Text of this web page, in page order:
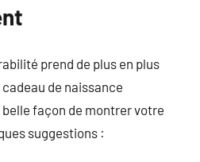
prend de plus en plus
de naissance
façon de montrer votre
suggestions :